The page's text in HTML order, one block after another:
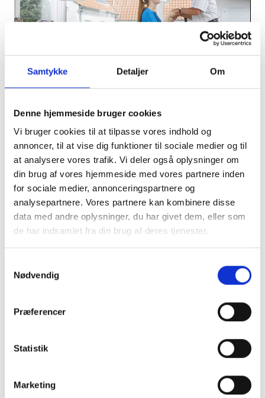
Samtykke Detaljer Om
Denne hjemmeside bruger cookies
Vi bruger cookies til at tilpasse vores indhold og
annoncer, til at vise dig funktioner til sociale medier og til
at analysere vores trafik. Vi deler også oplysninger om
din brug af vores hjemmeside med vores partnere inden
for sociale medier, annonceringspartnere og
analysepartnere. Vores partnere kan kombinere disse
data med andre oplysninger, du har givet dem, eller som
de har indsamlet fra din brug af deres tjenester.
Nødvendig
Præferencer
Statistik
Marketing
- Og så tænkte jeg, at det også var noget sjovt
at have sammen borger og medarbejder
imellem. Så det var derfor, jeg tænkte, at det var
da lige noget for et idrætsplejecenter at prøve
af, fortæller Karin Graff Gergelyffy.
DigiRehab er et digitalt træningsforløb, hvor
medarbejderne på plejecentret kan registrere de
udvikling. DigiRehab fungerer ved, at
medarbejderne modtager en påmindelse, når
borgeren skal træne. Træningen suppleres med
videoer, hvor de forskellige træningsøvelser
Karin Graff Gergelyffy håber, at DigiRehab vil
Kalundborg Kommune.